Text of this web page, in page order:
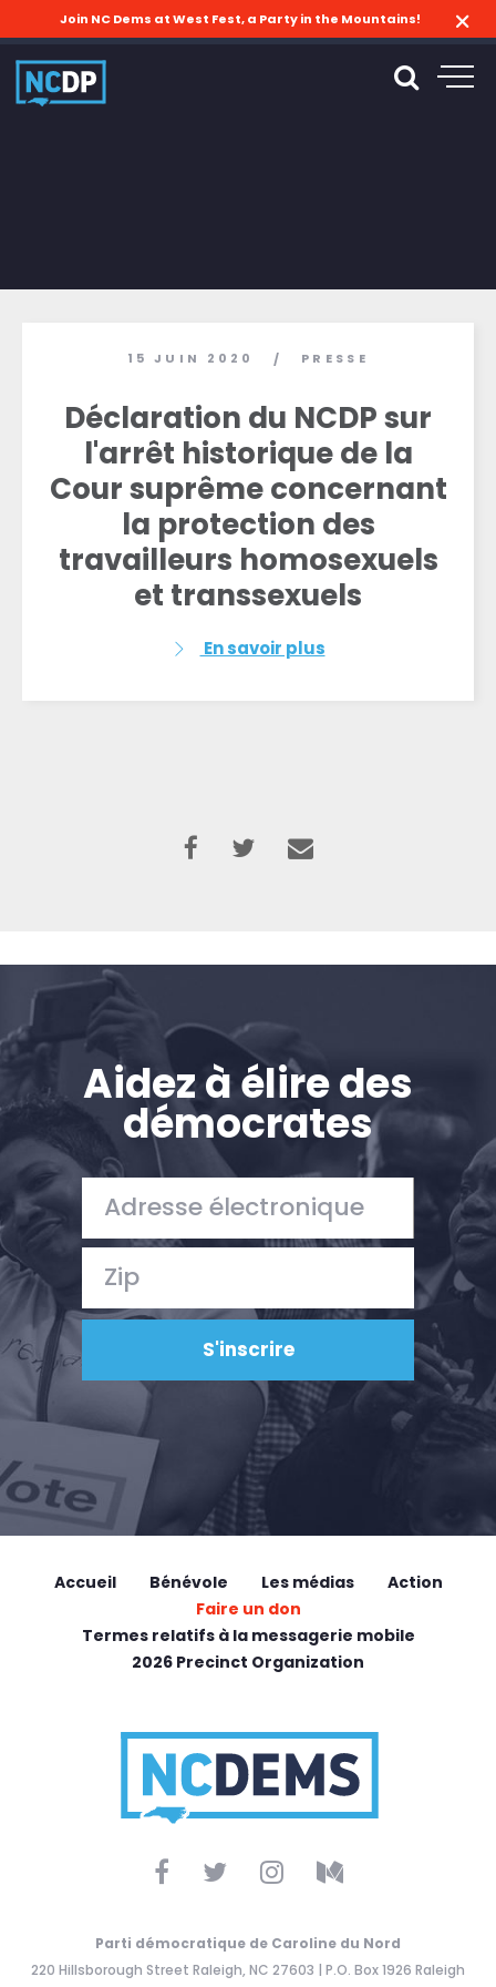
Accueil
Shop
Take Back the Courts
Travailler avec nous
Action
Vote
Faire un don
Join NC Dems at West Fest, a Party in the Mountains!
15 JUIN 2020 / PRESSE
Déclaration du NCDP sur
l'arrêt historique de la
Cour suprême concernant
la protection des
travailleurs homosexuels
et transsexuels
En savoir plus
Aidez à élire des
démocrates
Accueil Bénévole Les médias
Action
Faire un don
Termes relatifs à la messagerie mobile
2026 Precinct Organization
Parti démocratique de Caroline du Nord
220 Hillsborough Street Raleigh, NC 27603 | P.O. Box 1926 Raleigh